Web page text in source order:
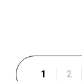
1 2